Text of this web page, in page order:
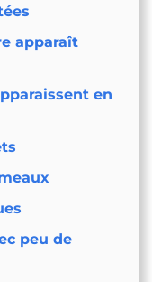
apparaît
en
peu de